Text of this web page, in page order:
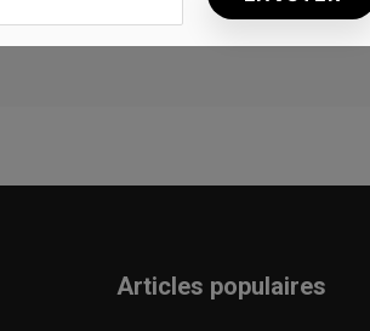
Articles populaires